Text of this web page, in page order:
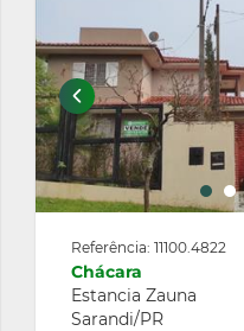
Referência: 11100.4822
Chácara
Estancia Zauna
Sarandi/PR